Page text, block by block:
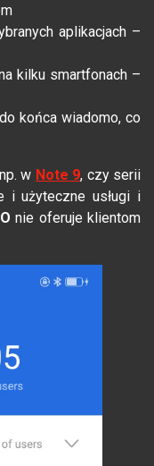
aplikacjach –
kilku smartfonach –
końca wiadomo, co
w Note 9, czy serii
i użyteczne usługi i
nie oferuje klientom